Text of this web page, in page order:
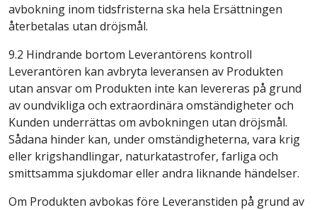
avbokning inom tidsfristerna ska hela Ersättningen
återbetalas utan dröjsmål.
9.2 Hindrande bortom Leverantörens kontroll
Leverantören kan avbryta leveransen av Produkten
utan ansvar om Produkten inte kan levereras på grund
av oundvikliga och extraordinära omständigheter och
Kunden underrättas om avbokningen utan dröjsmål.
Sådana hinder kan, under omständigheterna, vara krig
eller krigshandlingar, naturkatastrofer, farliga och
smittsamma sjukdomar eller andra liknande händelser.
Om Produkten avbokas före Leveranstiden på grund av